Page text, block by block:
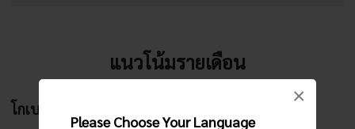
Please Choose Your Language
×
แนวโน้มรายเดือน
โกเบ